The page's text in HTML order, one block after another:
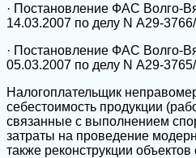
· Постановление ФАС Волго-
14.03.2007 по делу N А29-
· Постановление ФАС Волго-
05.03.2007 по делу N А29-
Налогоплательщик
себестоимость продукции
связанные с выполнением
затраты на проведение
также реконструкции